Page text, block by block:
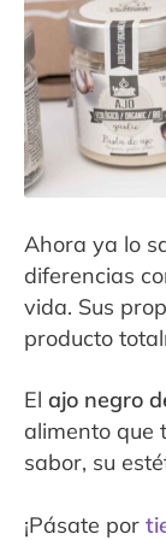
Ahora ya lo
diferencias
vida. Sus
producto
El ajo negro
alimento que
sabor, su
¡Pásate por